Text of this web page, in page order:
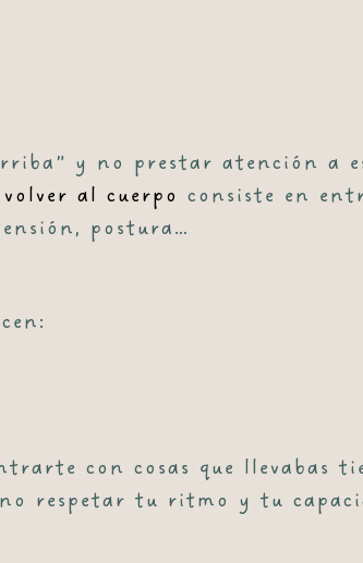
y no prestar atención a
al cuerpo consiste en
postura…
con cosas que llevabas
respetar tu ritmo y tu